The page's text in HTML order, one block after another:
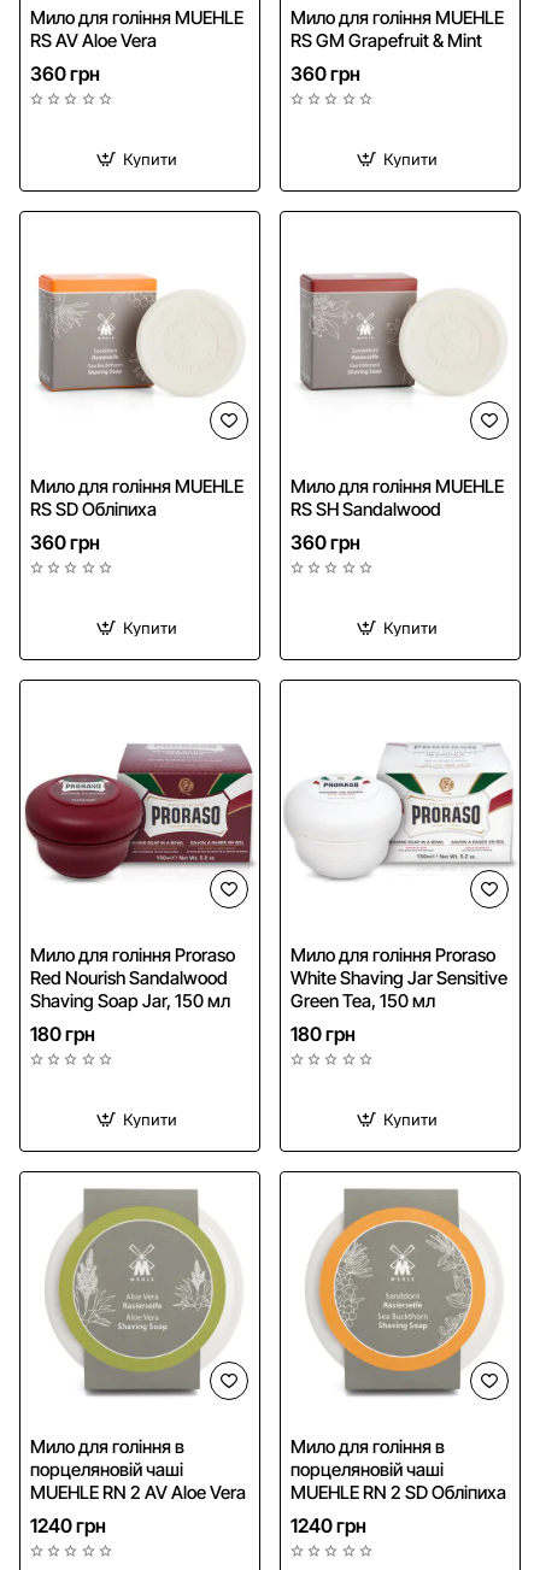
Мило для гоління MUEHLE
RS AV Aloe Vera
360 грн
Купити
Мило для гоління MUEHLE
RS GM Grapefruit & Mint
360 грн
Купити
Мило для гоління MUEHLE
RS SD Обліпиха
360 грн
Купити
Мило для гоління MUEHLE
RS SH Sandalwood
360 грн
Купити
Мило для гоління Proraso
Red Nourish Sandalwood
Shaving Soap Jar, 150 мл
180 грн
Купити
Мило для гоління Proraso
White Shaving Jar Sensitive
Green Tea, 150 мл
180 грн
Купити
Мило для гоління в
порцеляновій чаші
MUEHLE RN 2 AV Aloe Vera
1240 грн
Мило для гоління в
порцеляновій чаші
MUEHLE RN 2 SD Обліпиха
1240 грн